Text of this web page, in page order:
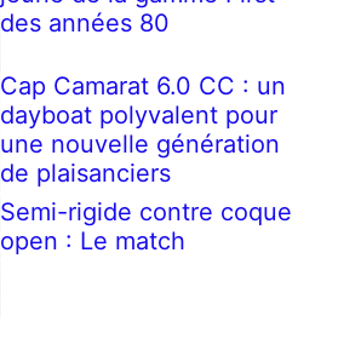
des années 80
Cap Camarat 6.0 CC : un
dayboat polyvalent pour
une nouvelle génération
de plaisanciers
Semi-rigide contre coque
open : Le match